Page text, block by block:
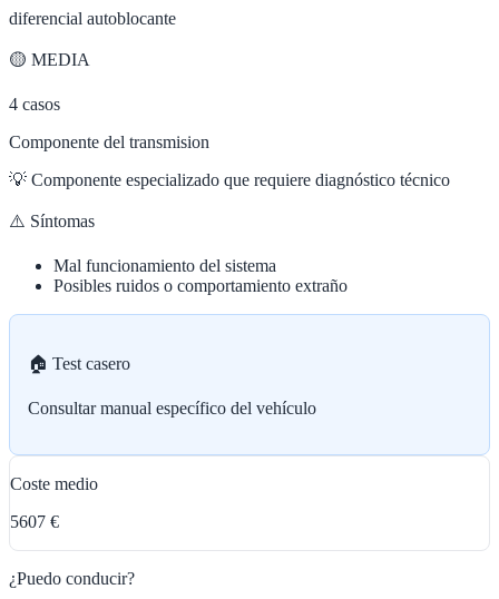
diferencial autoblocante
🟡 MEDIA
4 casos
Componente del transmision
💡 Componente especializado que requiere diagnóstico técnico
⚠️ Síntomas
Mal funcionamiento del sistema
Posibles ruidos o comportamiento extraño
🏠 Test casero
Consultar manual específico del vehículo
Coste medio
5607 €
¿Puedo conducir?